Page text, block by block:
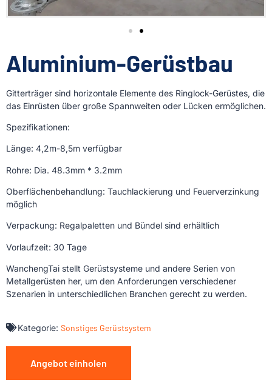
Aluminium-Gerüstbau
Gitterträger sind horizontale Elemente des Ringlock-Gerüstes, die
das Einrüsten über große Spannweiten oder Lücken ermöglichen.
Spezifikationen:
Länge: 4,2m-8,5m verfügbar
Rohre: Dia. 48.3mm * 3.2mm
Oberflächenbehandlung: Tauchlackierung und Feuerverzinkung
möglich
Verpackung: Regalpaletten und Bündel sind erhältlich
Vorlaufzeit: 30 Tage
WanchengTai stellt Gerüstsysteme und andere Serien von
Metallgerüsten her, um den Anforderungen verschiedener
Szenarien in unterschiedlichen Branchen gerecht zu werden.
Kategorie: Sonstiges Gerüstsystem
Angebot einholen